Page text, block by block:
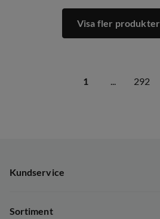
Visa fler produkter
1 ... 292
Kundservice
Sortiment